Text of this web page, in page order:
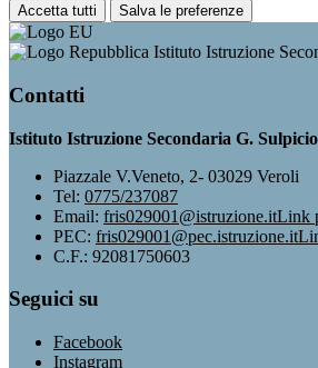
Accetta tutti Salva le preferenze
Istituto Istruzione
Contatti
Istituto Istruzione Secondaria G.
Piazzale V.Veneto, 2- 03029 Veroli
Tel: 0775/237087
Email: fris029001@istruzione.itLink
PEC: fris029001@pec.istruzione.it
C.F.: 92081750603
Seguici su
Facebook
Instagram